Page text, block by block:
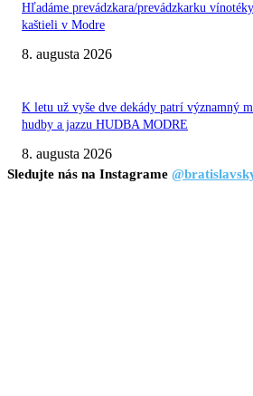
Hľadáme prevádzkara/prevádzkarku
kaštieli v Modre
8. augusta 2026
K letu už vyše dve dekády patrí významný
hudby a jazzu HUDBA MODRE
8. augusta 2026
Sledujte nás na Instagrame